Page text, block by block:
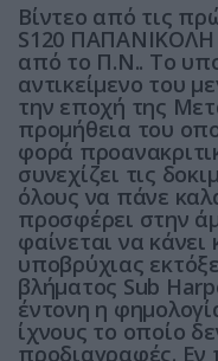
Βίντεο από τις
S120 ΠΑΠΑΝΙΚΟΛΗ
από το Π.Ν.. Το
αντικείμενο του
την εποχή της
προμήθεια του
φορά
συνεχίζει τις
όλους να πάνε
προσφέρει στην
φαίνεται να
υποβρύχιας
βλήματος Sub
έντονη η
ίχνους το οποίο
προδιαγραφές. Εν